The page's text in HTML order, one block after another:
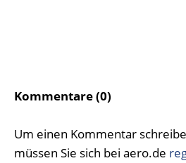
Kommentare (0)
Um einen Kommentar
müssen Sie sich bei aero.de